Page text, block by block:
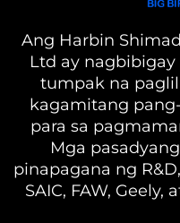
Ang Harbin
Ltd ay
tumpak na
kagamitang
para sa
Mga
pinapagana ng
SAIC, FAW,